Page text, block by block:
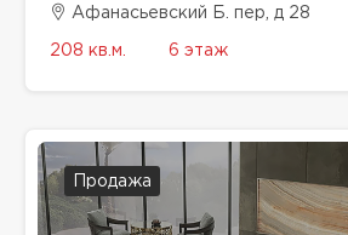
Афанасьевский Б. пер, д 28
208 кв.м. 6 этаж
Продажа